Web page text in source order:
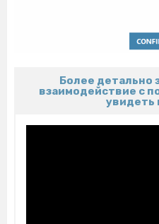
Более детально
взаимодействие с
увидеть